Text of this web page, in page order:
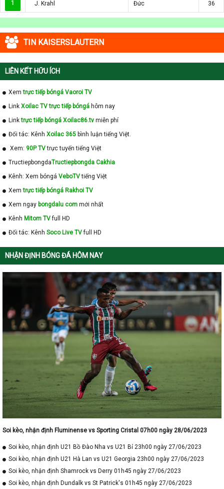
1 J. Krahl Đức 36
TIN KAISERSLAUTERN
LIÊN KẾT HỮU ÍCH
Xemtrực tiếp bóngá Vaoroi TV
Link Xoilac TV trực tiếp bóngá hôm nay
Linktrực tiếp bóngá Xoilac86.tv miễn phí
Đối tác: Kênh Xoilac 365 bình luận tiếng Việt.
Xem: 90P TVtrực tuyến tiếng Việt
TructiepbongdaTructiepbongda Cakhia
Kênh: Xem bóngá VeboTVtiếng Việt
Xemtrực tiếp bóngá Rakhoi TV
Xem ngay bongdalu com mới nhất
Kênh Mitom TVfull HD
Đối tác: Kênh Soco Live TVfull HD
NHẬN ĐỊNH BÓNG ĐÁ HÔM NAY
Soi kèo, nhận định Fluminense vs Sporting Cristal 07h00 ngày 28/06/2023
Soi kèo, nhận định U21 Bồ Đào Nha vs U21 Bỉ 23h00 ngày 27/06/2023
Soi kèo, nhận định U21 Hà Lan vs U21 Georgia 23h00 ngày 27/06/2023
Soi kèo, nhận định Shamrock vs Derry 01h45 ngày 27/06/2023
Soi kèo, nhận định Dundalk vs St Patrick's 01h45 ngày 27/06/2023